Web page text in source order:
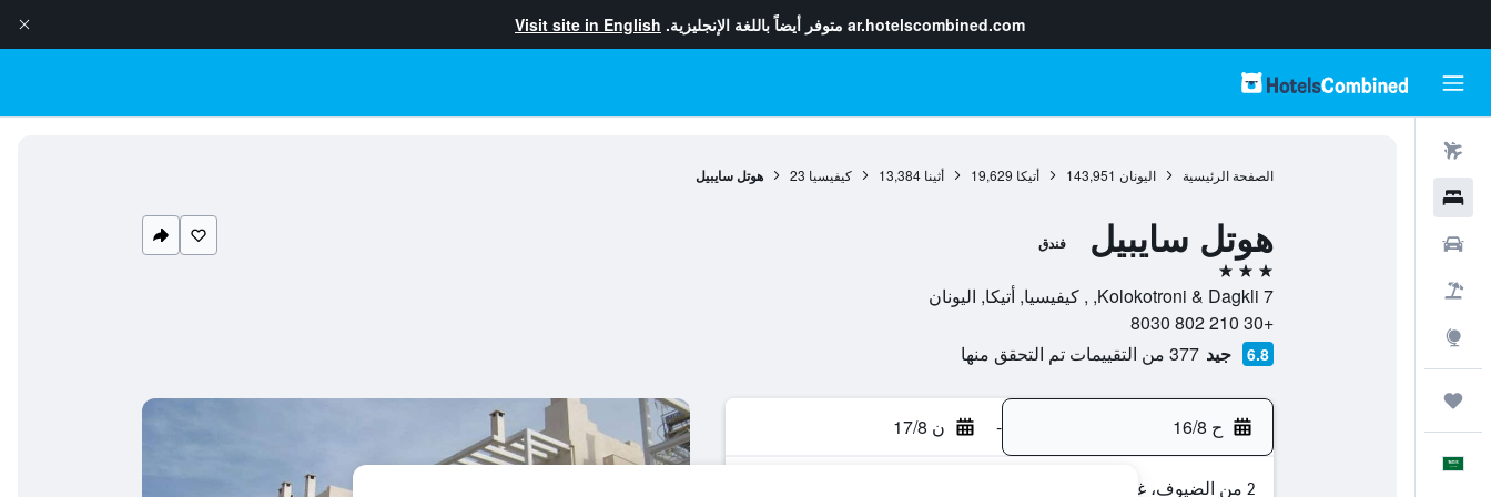
ar.hotelscombined.com متوفر أيضاً باللغة الإنجليزية. Visit site in English
الصفحة الرئيسية اليونان 143,951 أتيكا 19,629 أثينا 13,384 كيفيسيا 23 هوتل سايبيل
هوتل سايبيل فندق
3 نجوم
7 Kolokotroni & Dagkli, , كيفيسيا, أتيكا, اليونان
+30 210 802 8030
6.8 جيد 377 من التقييمات تم التحقق منها
ح 16/8 - ن 17/8
2 من الضيوف، غرفة واحدة